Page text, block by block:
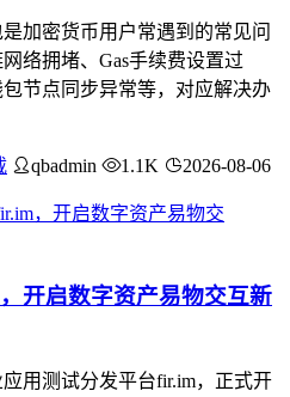
加密货币用户常遇到的常见问
络拥堵、Gas手续费设置过
节点同步异常等，对应解决办
qbadmin 1.1K 2026-08-06
开启数字资产易物交互新
用测试分发平台fir.im，正式开